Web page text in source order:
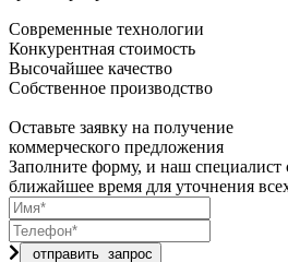
Современные технологии
Конкурентная стоимость
Высочайшее качество
Собственное производство
Оставьте заявку на получение
коммерческого предложения
Заполните форму, и наш специалист
ближайшее время для уточнения